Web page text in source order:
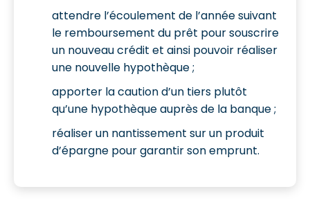
attendre l’écoulement de l’année suivant
le remboursement du prêt pour souscrire
un nouveau crédit et ainsi pouvoir réaliser
une nouvelle hypothèque ;
apporter la caution d’un tiers plutôt
qu’une hypothèque auprès de la banque ;
réaliser un nantissement sur un produit
d’épargne pour garantir son emprunt.